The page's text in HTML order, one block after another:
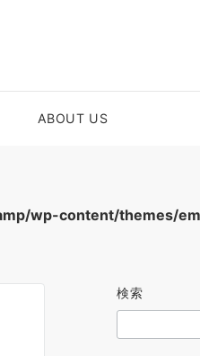
ABOUT US
wp-content/themes/
検索